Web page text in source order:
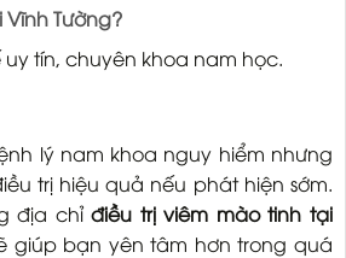
Tường?
uy tín, chuyên khoa nam học.
lý nam khoa nguy hiểm nhưng
trị hiệu quả nếu phát hiện sớm.
địa chỉđiều trị viêm mào tinh tại
giúp bạn yên tâm hơn trong quá